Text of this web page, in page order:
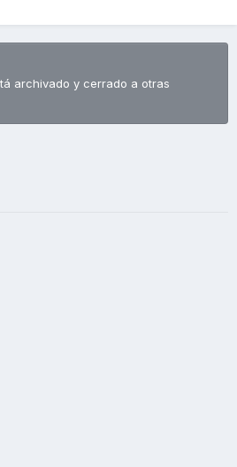
archivado y cerrado a otras